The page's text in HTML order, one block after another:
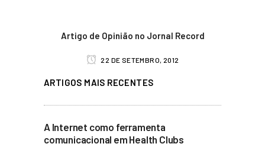
Artigo de Opinião no Jornal Record
22 DE SETEMBRO, 2012
ARTIGOS MAIS RECENTES
A Internet como ferramenta
comunicacional em Health Clubs